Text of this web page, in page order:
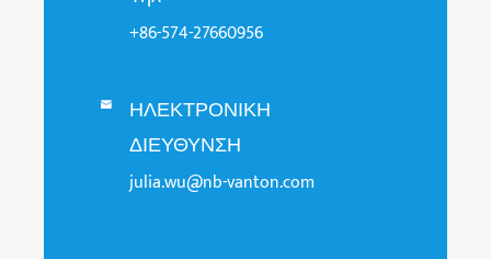
+86-574-27660956

ΗΛΕΚΤΡΟΝΙΚΗ
ΔΙΕΥΘΥΝΣΗ
julia.wu@nb-vanton.com